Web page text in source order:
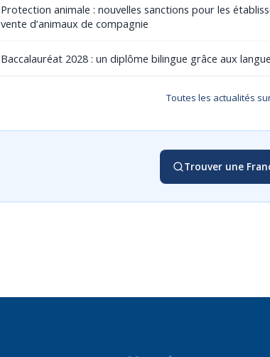
Protection animale : nouvelles sanctions pour les
vente d’animaux de compagnie
Baccalauréat 2028 : un diplôme bilingue grâce aux
Toutes les actualités
Trouver une